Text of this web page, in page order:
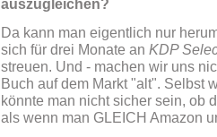
auszugleichen?
Da kann man eigentlich nur
sich für drei Monate an KDP
streuen. Und - machen wir uns
Buch auf dem Markt "alt". Selbst
könnte man nicht sicher sein, ob
als wenn man GLEICH Amazon